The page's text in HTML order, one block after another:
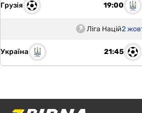
Грузія 19:00
Ліга Націй2
Україна 21:45